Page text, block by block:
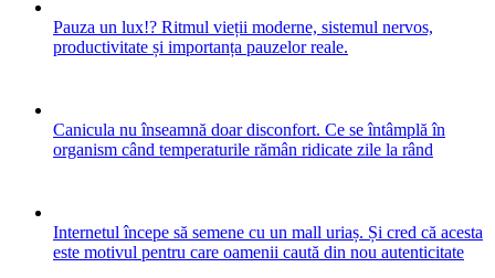
Pauza un lux!? Ritmul vieții moderne, sistemul nervos,
productivitate și importanța pauzelor reale.
Canicula nu înseamnă doar disconfort. Ce se întâmplă în
organism când temperaturile rămân ridicate zile la rând
Internetul începe să semene cu un mall uriaș. Și cred că acesta
este motivul pentru care oamenii caută din nou autenticitate